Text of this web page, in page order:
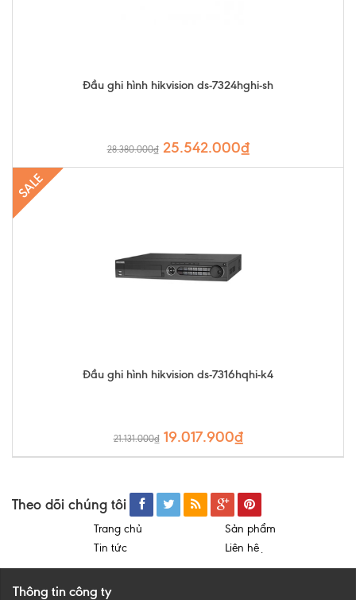
Đầu ghi hình hikvision ds-7324hghi-sh
28.380.000₫ 25.542.000₫
SALE
Đầu ghi hình hikvision ds-7316hqhi-k4
21.131.000₫ 19.017.900₫
Theo dõi chúng tôi
Trang chủ
Sản phẩm
Tin tức
Liên hệ
Thông tin công ty